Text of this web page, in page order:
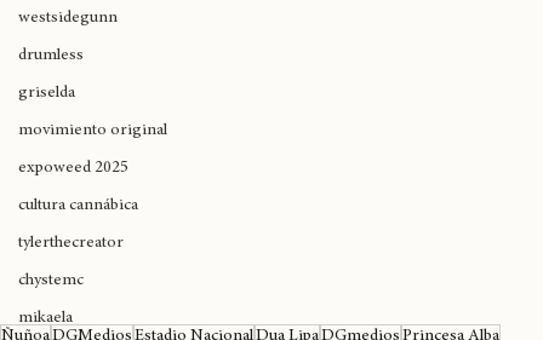
rapsessions
westsidegunn
drumless
griselda
movimiento original
expoweed 2025
cultura cannábica
tylerthecreator
chystemc